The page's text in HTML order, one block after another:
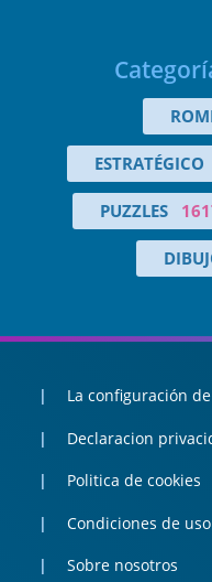
ESTRATÉGICO
PUZZLES
La configuración
Declaracion
Politica de cookies
Condiciones de uso
Sobre nosotros